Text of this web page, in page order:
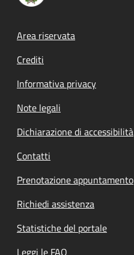
Footer menu
Area riservata
Crediti
Informativa privacy
Note legali
Dichiarazione di accessibilità
Contatti
Prenotazione appuntamento
Richiedi assistenza
Statistiche del portale
Leggi le FAQ